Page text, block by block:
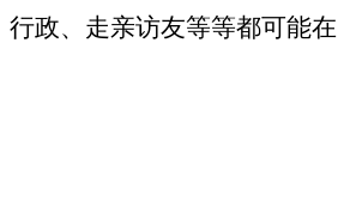
行政、走亲访友等等都可能